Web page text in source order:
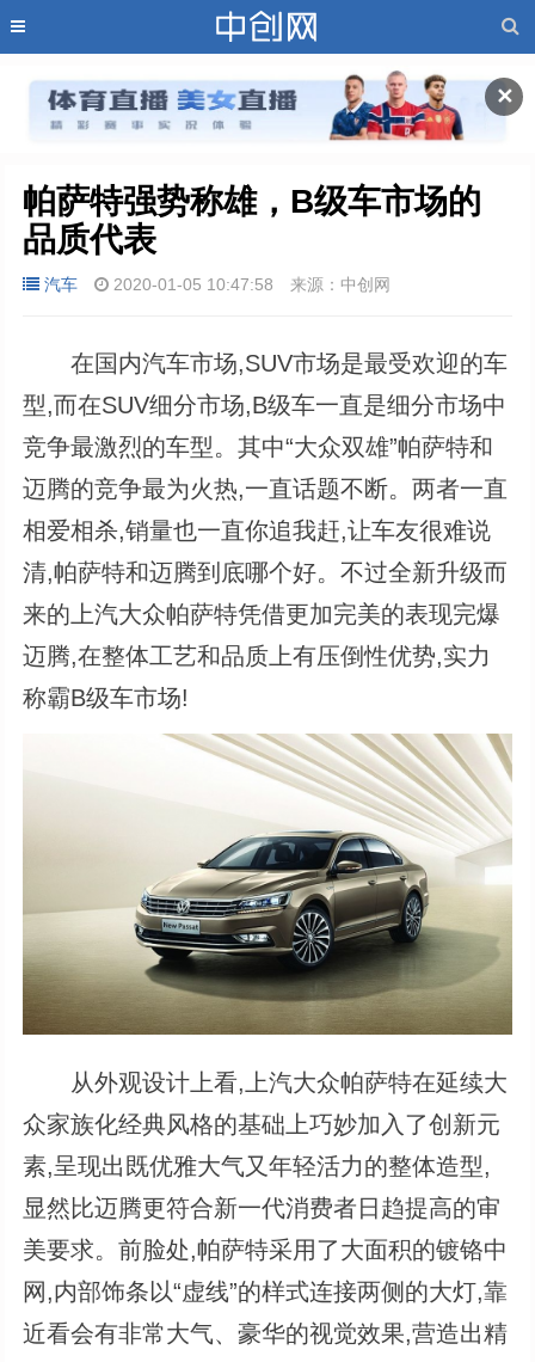
✕
帕萨特强势称雄，B级车市场的
品质代表
汽车 2020-01-05 10:47:58 来源：中创网
在国内汽车市场,SUV市场是最受欢迎的车
型,而在SUV细分市场,B级车一直是细分市场中
竞争最激烈的车型。其中“大众双雄”帕萨特和
迈腾的竞争最为火热,一直话题不断。两者一直
相爱相杀,销量也一直你追我赶,让车友很难说
清,帕萨特和迈腾到底哪个好。不过全新升级而
来的上汽大众帕萨特凭借更加完美的表现完爆
迈腾,在整体工艺和品质上有压倒性优势,实力
称霸B级车市场!
从外观设计上看,上汽大众帕萨特在延续大
众家族化经典风格的基础上巧妙加入了创新元
素,呈现出既优雅大气又年轻活力的整体造型,
显然比迈腾更符合新一代消费者日趋提高的审
美要求。前脸处,帕萨特采用了大面积的镀铬中
网,内部饰条以“虚线”的样式连接两侧的大灯,靠
近看会有非常大气、豪华的视觉效果,营造出精